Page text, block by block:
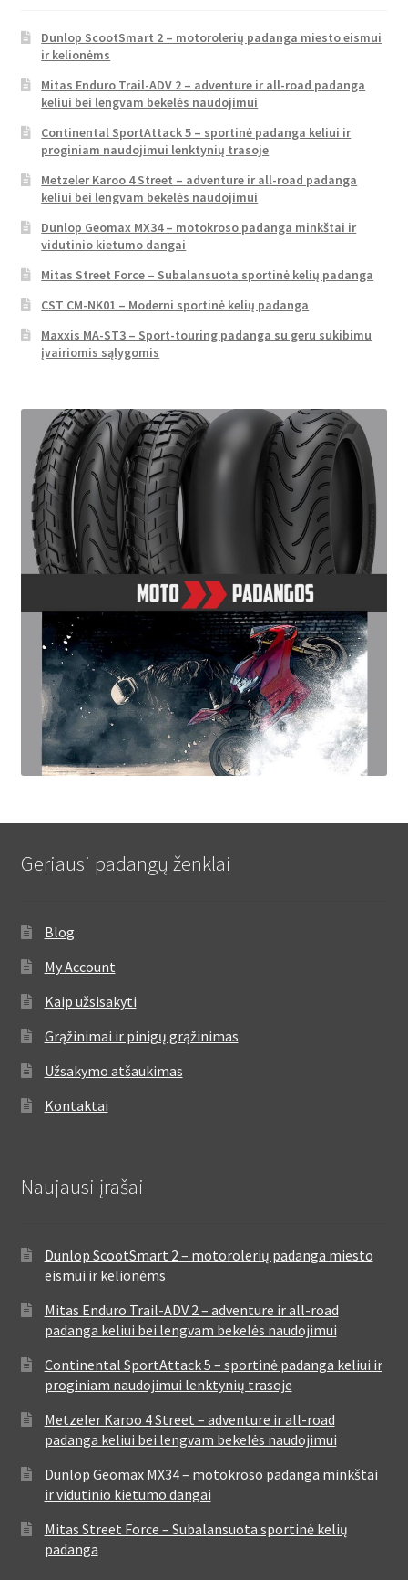
Dunlop ScootSmart 2 – motorolerių padanga miesto eismui
ir kelionėms
Mitas Enduro Trail-ADV 2 – adventure ir all-road padanga
keliui bei lengvam bekelės naudojimui
Continental SportAttack 5 – sportinė padanga keliui ir
proginiam naudojimui lenktynių trasoje
Metzeler Karoo 4 Street – adventure ir all-road padanga
keliui bei lengvam bekelės naudojimui
Dunlop Geomax MX34 – motokroso padanga minkštai ir
vidutinio kietumo dangai
Mitas Street Force – Subalansuota sportinė kelių padanga
CST CM-NK01 – Moderni sportinė kelių padanga
Maxxis MA-ST3 – Sport-touring padanga su geru sukibimu
įvairiomis sąlygomis
Geriausi padangų ženklai
Blog
My Account
Kaip užsisakyti
Grąžinimai ir pinigų grąžinimas
Užsakymo atšaukimas
Kontaktai
Naujausi įrašai
Dunlop ScootSmart 2 – motorolerių padanga miesto
eismui ir kelionėms
Mitas Enduro Trail-ADV 2 – adventure ir all-road
padanga keliui bei lengvam bekelės naudojimui
Continental SportAttack 5 – sportinė padanga keliui ir
proginiam naudojimui lenktynių trasoje
Metzeler Karoo 4 Street – adventure ir all-road
padanga keliui bei lengvam bekelės naudojimui
Dunlop Geomax MX34 – motokroso padanga minkštai
ir vidutinio kietumo dangai
Mitas Street Force – Subalansuota sportinė kelių
padanga